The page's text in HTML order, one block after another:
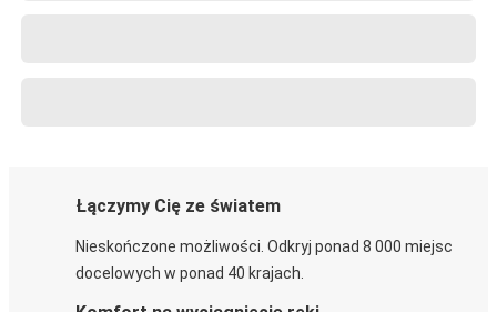
Łączymy Cię ze światem
Nieskończone możliwości. Odkryj ponad 8 000 miejsc
docelowych w ponad 40 krajach.